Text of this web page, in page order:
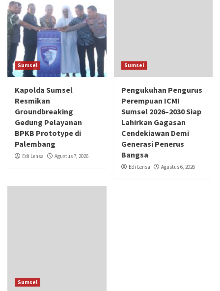
Sumsel
Kapolda Sumsel
Resmikan
Groundbreaking
Gedung Pelayanan
BPKB Prototype di
Palembang
Edi Lensa Agustus 7, 2026
Sumsel
Pengukuhan Pengurus
Perempuan ICMI
Sumsel 2026–2030 Siap
Lahirkan Gagasan
Cendekiawan Demi
Generasi Penerus
Bangsa
Edi Lensa Agustus 6, 2026
Sumsel